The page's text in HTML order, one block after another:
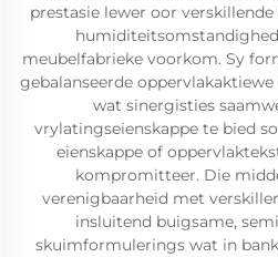
prestasie lewer oor
meubelfabrieke voorkom. Sy
gebalanseerde
wat sinergisties
vrylatingseienskappe te bied
eienskappe of
kompromitteer. Die
verenigbaarheid met
insluitend buigsame,
skuimformulerings wat in